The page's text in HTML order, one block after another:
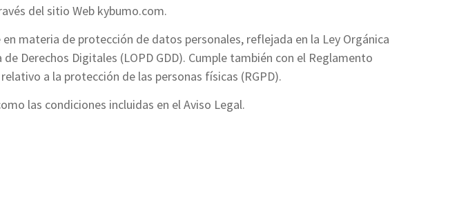
del sitio Web kybumo.com.
materia de protección de datos personales, reflejada en la Ley Orgánica
Derechos Digitales (LOPD GDD). Cumple también con el Reglamento
a la protección de las personas físicas (RGPD).
las condiciones incluidas en el Aviso Legal.